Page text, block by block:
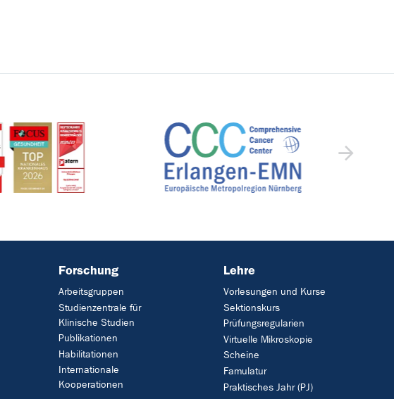
Forschung
Arbeitsgruppen
Studienzentrale für
Klinische Studien
Publikationen
Habilitationen
Internationale
Kooperationen
Lehre
Vorlesungen und Kurse
Sektionskurs
Prüfungsregularien
Virtuelle Mikroskopie
Scheine
Famulatur
Praktisches Jahr (PJ)